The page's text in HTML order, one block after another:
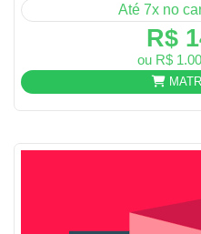
Até 7x no
R$
ou R$